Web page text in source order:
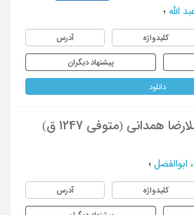
الله ؛
کلیدواژه آدرس
پیشنهاد دیگران
دانلود
همدانی (متوفی 1247 ق)
ابوالفضل ؛
کلیدواژه آدرس